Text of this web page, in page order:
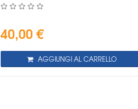
40,00 €
AGGIUNGI AL CARRELLO